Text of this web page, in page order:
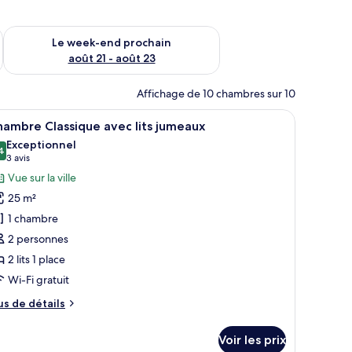
août 14 - août 16
Le week-end prochain
août 21 - août 23
Vérifier la disponibilité pour le week-end prochain août 21 -
Affichage de 10 chambres sur 10
grand lit, d’un bureau, d’une chaise et offrant une vue sur l’extérieur
:
Un hôtel moderne dont l’image se reflète
5 Classique avec lits jumeaux
sur 10
Exceptionnel
3 avis
(3 avis)
Vue sur la ville
25 m²
1 chambre
2 personnes
2 lits 1 place
Wi-Fi gratuit
de détails
Voir les prix